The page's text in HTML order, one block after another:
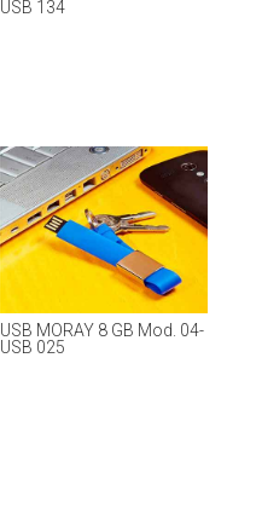
USB 134
USB MORAY 8 GB Mod. 04-
USB 025